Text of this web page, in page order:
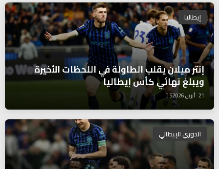
إيطاليا
إنتر ميلان يقلب الطاولة في اللحظات الأخيرة
ويبلغ نهائي كأس إيطاليا
21 أبريل 2026 5
الدوري الإيطالي